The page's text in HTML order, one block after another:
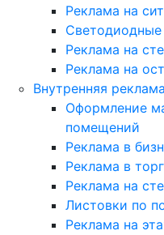
Реклама на
Реклама на
Реклама на
Внутренняя реклама
Оформление
помещений
Реклама в
Реклама в
Реклама на
Листовки по
Реклама на